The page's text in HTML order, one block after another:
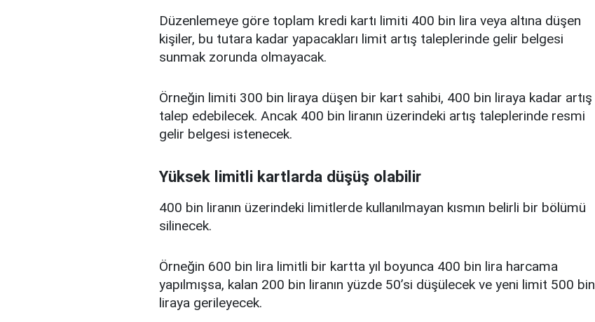
Düzenlemeye göre toplam kredi kartı limiti 400 bin lira veya altına düşen
kişiler, bu tutara kadar yapacakları limit artış taleplerinde gelir belgesi
sunmak zorunda olmayacak.
Örneğin limiti 300 bin liraya düşen bir kart sahibi, 400 bin liraya kadar artış
talep edebilecek. Ancak 400 bin liranın üzerindeki artış taleplerinde resmi
gelir belgesi istenecek.
Yüksek limitli kartlarda düşüş olabilir
400 bin liranın üzerindeki limitlerde kullanılmayan kısmın belirli bir bölümü
silinecek.
Örneğin 600 bin lira limitli bir kartta yıl boyunca 400 bin lira harcama
yapılmışsa, kalan 200 bin liranın yüzde 50’si düşülecek ve yeni limit 500 bin
liraya gerileyecek.